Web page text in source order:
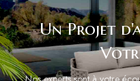
Un Projet